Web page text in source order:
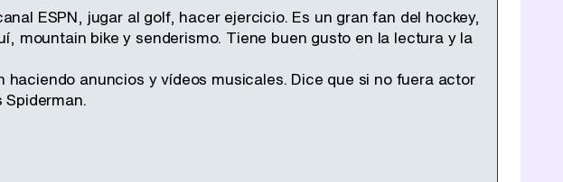
ESPN, jugar al golf, hacer ejercicio. Es un gran fan del hockey,
mountain bike y senderismo. Tiene buen gusto en la lectura y la
anuncios y vídeos musicales. Dice que si no fuera actor